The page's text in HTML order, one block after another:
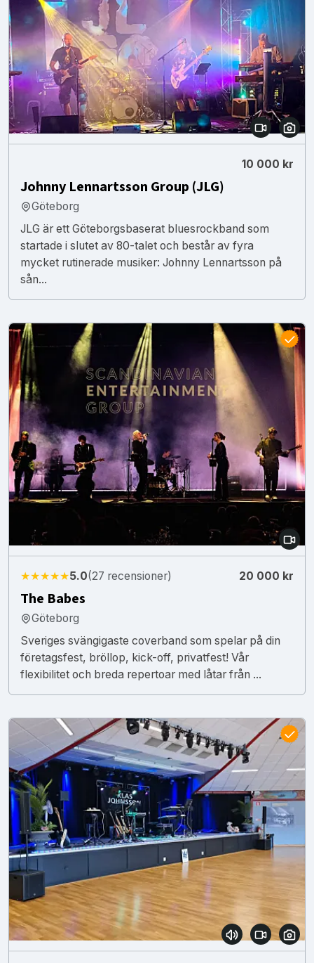
10 000 kr
Johnny Lennartsson Group (JLG)
Göteborg
JLG är ett Göteborgsbaserat bluesrockband som
startade i slutet av 80-talet och består av fyra
mycket rutinerade musiker: Johnny Lennartsson på
sån...
★★★★★5.0(27 recensioner) 20 000 kr
The Babes
Göteborg
Sveriges svängigaste coverband som spelar på din
företagsfest, bröllop, kick-off, privatfest! Vår
flexibilitet och breda repertoar med låtar från ...